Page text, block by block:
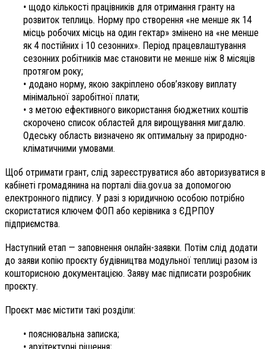
• щодо кількості працівників для отримання гранту на
розвиток теплиць. Норму про створення «не менше як 14
місць робочих місць на один гектар» змінено на «не менше
як 4 постійних і 10 сезонних». Період працевлаштування
сезонних робітників має становити не менше ніж 8 місяців
протягом року;
• додано норму, якою закріплено обов’язкову виплату
мінімальної заробітної плати;
• з метою ефективного використання бюджетних коштів
скорочено список областей для вирощування мигдалю.
Одеську область визначено як оптимальну за природно-
кліматичними умовами.
Щоб отримати грант, слід зареєструватися або авторизуватися в
кабінеті громадянина на порталі diia.gov.ua за допомогою
електронного підпису. У разі з юридичною особою потрібно
скористатися ключем ФОП або керівника з ЄДРПОУ
підприємства.
Наступний етап — заповнення онлайн-заявки. Потім слід додати
до заяви копію проєкту будівництва модульної теплиці разом із
кошторисною документацією. Заяву має підписати розробник
проєкту.
Проєкт має містити такі розділи:
• пояснювальна записка;